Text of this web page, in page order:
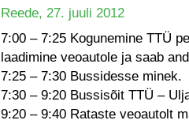
Reede, 27. juuli 2012
7:00 – 7:25 Kogunemine TTÜ
laadimine veoautole ja saab
7:25 – 7:30 Bussidesse minek.
7:30 – 9:20 Bussisõit TTÜ –
9:20 – 9:40 Rataste veoautolt